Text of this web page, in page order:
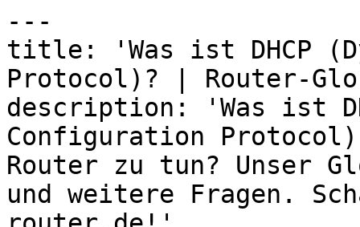
---
title: 'Was ist DHCP
Protocol)? | Router-
description: 'Was ist
Configuration
Router zu tun? Unser
und weitere Fragen.